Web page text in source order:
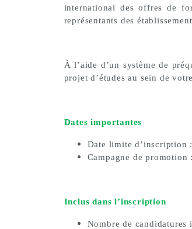
international des offres de
représentants des
À l’aide d’un système de
projet d’études au sein de
Dates importantes
Date limite d’inscription
Campagne de promotion
Inclus dans l’inscription
Nombre de